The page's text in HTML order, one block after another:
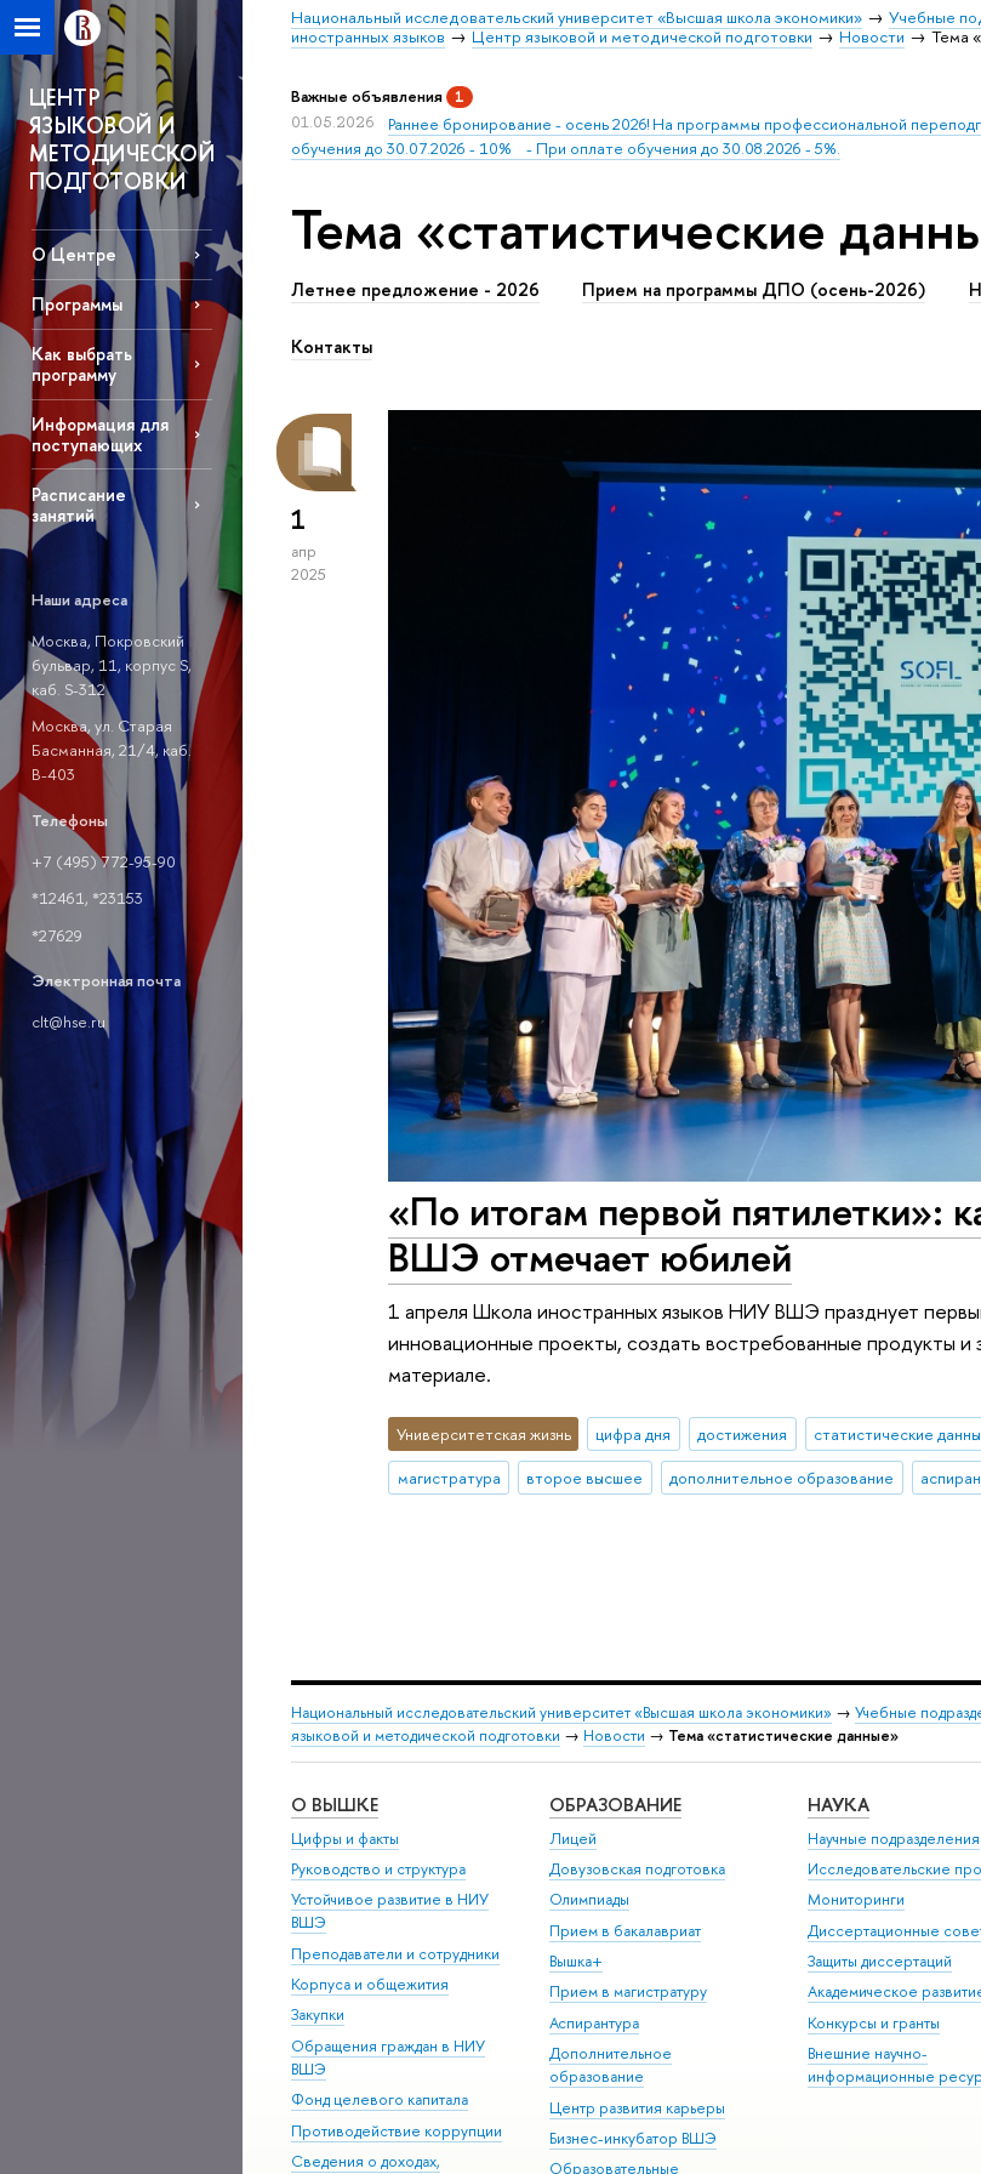
Национальный исследовательский университет «Высшая школа экономики» Учебные
иностранных языков
Центр языковой и методической подготовки Новости Тема
ЦЕНТР
ЯЗЫКОВОЙ И
МЕТОДИЧЕСКОЙ
ПОДГОТОВКИ
О Центре
Программы
Как выбрать
программу
Информация для
поступающих
Расписание
занятий
Наши адреса
Москва, Покровский
бульвар, 11, корпус S,
каб. S-312
Москва, ул. Старая
Басманная, 21/4, каб.
В-403
Телефоны
+7 (495) 772-95-90
*12461, *23153
*27629
Электронная почта
clt@hse.ru
Важные объявления 1
01.05.2026
Раннее бронирование - осень 2026! На программы профессиональной
обучения до 30.07.2026 - 10% - При оплате обучения до 30.08.2026 - 5%.
Тема «статистические
Летнее предложение - 2026 Прием на программы ДПО (осень-2026)
Контакты
1
апр
2025
«По итогам первой
ВШЭ отмечает юбилей
1 апреля Школа иностранных языков НИУ ВШЭ празднует
инновационные проекты, создать востребованные продукты
материале.
Университетская жизнь цифра дня достижения статистические
магистратура
второе высшее дополнительное образование
Национальный исследовательский университет «Высшая школа экономики» → Учебные
языковой и методической подготовки → Новости → Тема «статистические данные»
О ВЫШКЕ
Цифры и факты
Руководство и структура
Устойчивое развитие в НИУ
ВШЭ
Преподаватели и сотрудники
Корпуса и общежития
Закупки
Обращения граждан в НИУ
ВШЭ
Фонд целевого капитала
Противодействие коррупции
Сведения о доходах,
ОБРАЗОВАНИЕ
Лицей
Довузовская подготовка
Олимпиады
Прием в бакалавриат
Вышка+
Прием в магистратуру
Аспирантура
Дополнительное
образование
Центр развития карьеры
Бизнес-инкубатор ВШЭ
Образовательные
НАУКА
Научные подразделения
Исследовательские
Мониторинги
Диссертационные
Защиты диссертаций
Академическое
Конкурсы и гранты
Внешние научно-
информационные